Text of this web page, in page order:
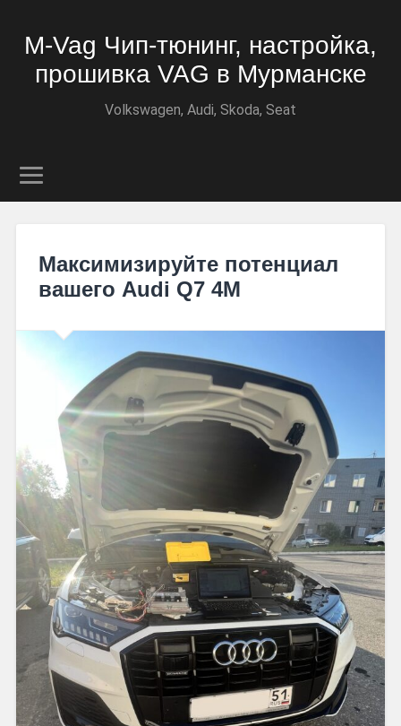
M-Vag Чип-тюнинг, настройка,
прошивка VAG в Мурманске
Volkswagen, Audi, Skoda, Seat
Максимизируйте потенциал
вашего Audi Q7 4M